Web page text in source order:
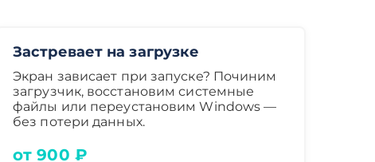
Застревает на загрузке
Экран зависает при запуске? Починим
загрузчик, восстановим системные
файлы или переустановим Windows —
без потери данных.
от 900 ₽